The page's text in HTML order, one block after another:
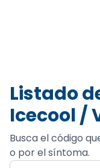
Listado
Icecool /
Busca el código
o por el síntoma.